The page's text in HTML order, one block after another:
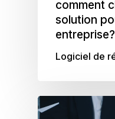
comment
solution
entreprise?
Logiciel de